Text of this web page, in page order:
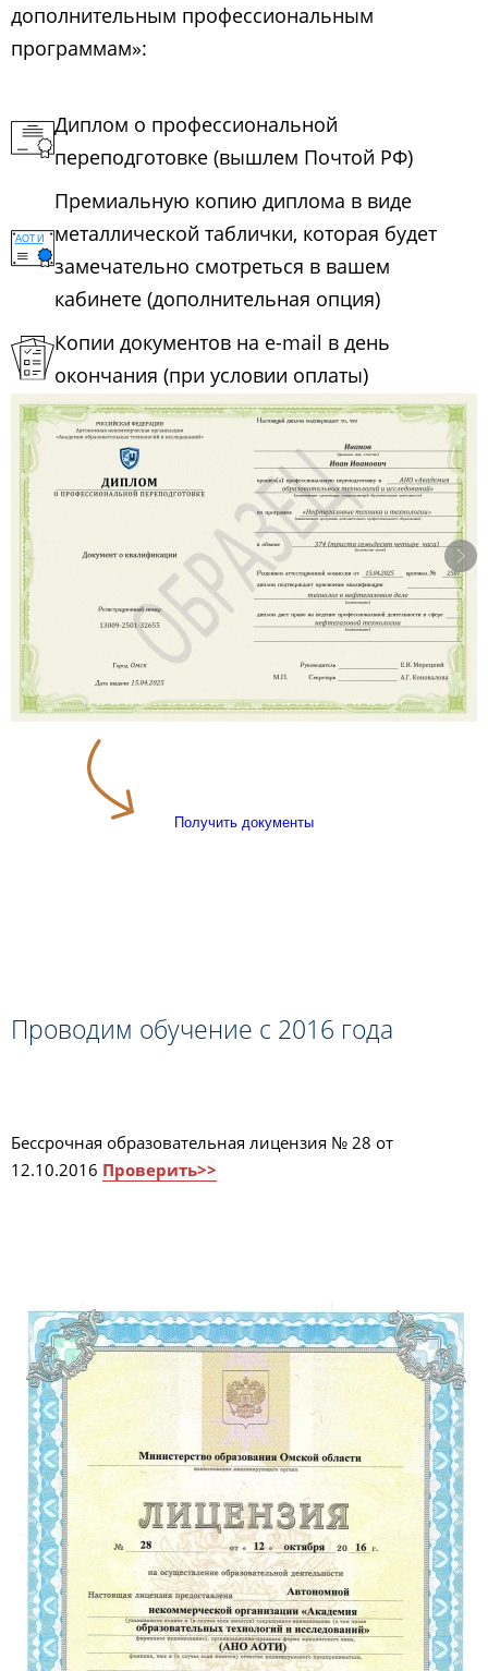
дополнительным профессиональным
программам»:
Диплом о профессиональной
переподготовке (вышлем Почтой РФ)
Премиальную копию диплома в виде
металлической таблички, которая будет
замечательно смотреться в вашем
кабинете (дополнительная опция)
Копии документов на e-mail в день
окончания (при условии оплаты)
Получить документы
Проводим обучение с 2016 года
Бессрочная образовательная лицензия № 28 от
12.10.2016 Проверить>>